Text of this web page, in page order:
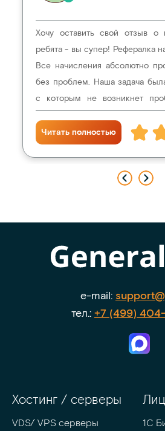
Хочу оставить свой отзыв о
ребята - вы супер! Рефералка
Все начисления абсолютно
без проблем. Наша задача
с которым не возникнет
Читать полностью
e-mail:
тел.: +7 (499)
Хостинг / серверы
VDS/ VPS серверы
1С